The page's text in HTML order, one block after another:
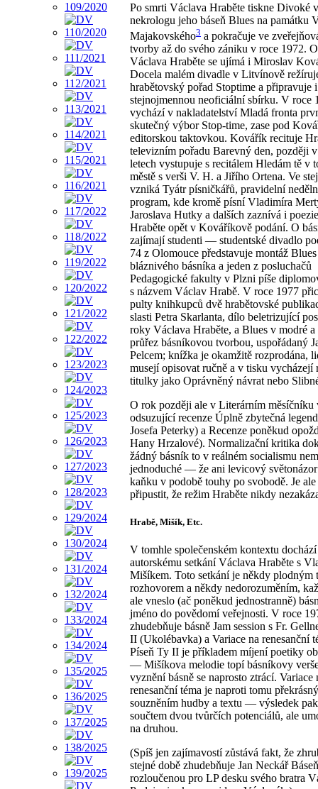
Po smrti Václava Hraběte tiskne Divoké
nekrologu jeho báseň Blues na památku
Majakovského3 a pokračuje ve
tvorby až do svého zániku v roce 1972.
Václava Hraběte se ujímá i Miroslav
Docela malém divadle v Litvínově
hrabětovský pořad Stoptime a připravuje i
stejnojmennou neoficiální sbírku. V roce
vychází v nakladatelství Mladá fronta
skutečný výbor Stop-time, zase pod
editorskou taktovkou. Kovářík recituje
televizním pořadu Barevný den, později
letech vystupuje s recitálem Hledám tě v
městě s verši V. H. a Jiřího Ortena. Ve
vzniká Tyátr písničkářů, pravidelní
program, kde kromě písní Vladimíra
Jaroslava Hutky a dalších zaznívá i
Hraběte opět v Kováříkově podání. O
zajímají studenti — studentské divadlo
74 z Olomouce představuje montáž
bláznivého básníka a jeden z posluchačů
Pedagogické fakulty v Plzni píše
s názvem Václav Hrabě. V roce 1977
pulty knihkupců dvě hrabětovské
slasti Petra Skarlanta, dílo beletrizující
roky Václava Hraběte, a Blues v modré
průřez básníkovou tvorbou, uspořádaný
Pelcem; knížka je okamžitě rozprodána,
musejí opisovat ručně a v tisku vycházejí
titulky jako Oprávněný návrat nebo
O rok později ale v Literárním měsíčníku
odsuzující recenze Úplně zbytečná
Josefa Peterky) a Recenze poněkud
Hany Hrzalové). Normalizační kritika
žádný básník to v reálném socialismu
jednoduché — že ani levicový světonázor
kaňku v podobě touhy po svobodě. Je ale
připustit, že režim Hraběte nikdy
Hrabě, Mišík, Etc.
V tomhle společenském kontextu
autorskému setkání Václava Hraběte s
Mišíkem. Toto setkání je někdy plodným
rozhovorem a někdy nedorozuměním,
ale vneslo (ač poněkud jednostranně)
jméno do povědomí veřejnosti. V roce
zhudebňuje básně Jam session s Fr.
II (Ukolébavka) a Variace na renesanční
Píseň Ty II je příkladem míjení poetiky
— Mišíkova melodie topí básníkovy
vyznění básně se naprosto ztrácí. Variace
renesanční téma je naproti tomu
souzněním hudby a textu — výsledek
součtem dvou tvůrčích potenciálů, ale
na druhou.
(Spíš jen zajímavostí zůstává fakt, že
stejné době zhudebňuje Jan Neckář
rozloučenou pro LP desku svého bratra